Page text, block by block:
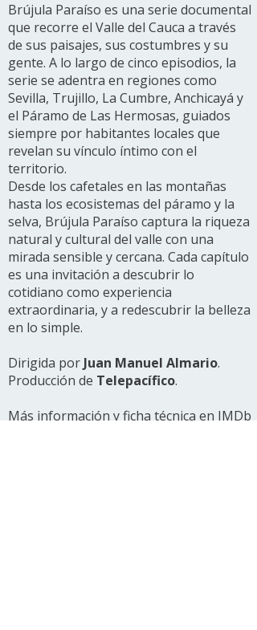
Brújula Paraíso es una serie documental
que recorre el Valle del Cauca a través
de sus paisajes, sus costumbres y su
gente. A lo largo de cinco episodios, la
serie se adentra en regiones como
Sevilla, Trujillo, La Cumbre, Anchicayá y
el Páramo de Las Hermosas, guiados
siempre por habitantes locales que
revelan su vínculo íntimo con el
territorio.
Desde los cafetales en las montañas
hasta los ecosistemas del páramo y la
selva, Brújula Paraíso captura la riqueza
natural y cultural del valle con una
mirada sensible y cercana. Cada capítulo
es una invitación a descubrir lo
cotidiano como experiencia
extraordinaria, y a redescubrir la belleza
en lo simple.
Dirigida por Juan Manuel Almario.
Producción de Telepacífico.
Más información y ficha técnica en IMDb